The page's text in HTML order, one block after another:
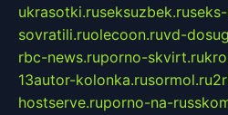
ukrasotki.ruseksuzbek.ru
sovratili.ruolecoon.ruvd-
rbc-news.ruporno-skvirt.ru
13autor-kolonka.rusormol.ru
hostserve.ruporno-na-